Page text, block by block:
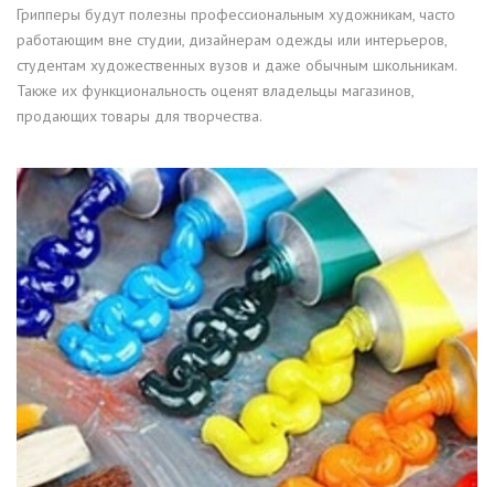
Грипперы будут полезны профессиональным художникам, часто
работающим вне студии, дизайнерам одежды или интерьеров,
студентам художественных вузов и даже обычным школьникам.
Также их функциональность оценят владельцы магазинов,
продающих товары для творчества.